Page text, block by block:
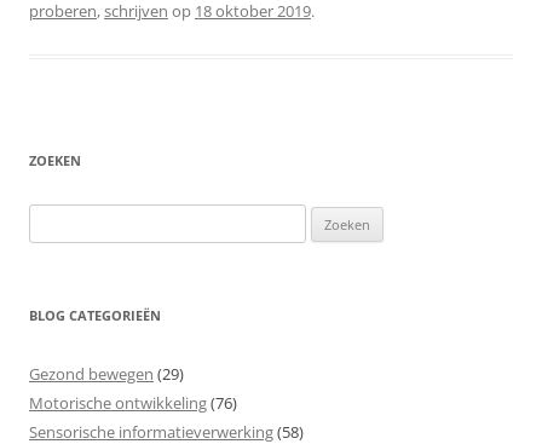
proberen,schrijven op 18 oktober 2019.
ZOEKEN
naar:
BLOG CATEGORIEËN
Gezond bewegen (29)
Motorische ontwikkeling(76)
Sensorische informatieverwerking(58)